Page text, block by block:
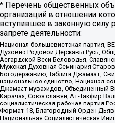
* Перечень общественных
организаций в отношении
вступившее в законную силу
запрете деятельности:
Национал-большевистская партия,
Духовно Родовой Державы Русь,
Асгардской Веси Беловодья,
Мужская Духовная Семинария
Богодержавию, Таблиги Джамаат,
национальное единство, Национал-
Джамаат мувахидов, Объединенный
Карачая, Союз славян, Ат-Такфир
социалистическая рабочая партия
Формат-18, Благородный Орден
Национальная Социалистическая